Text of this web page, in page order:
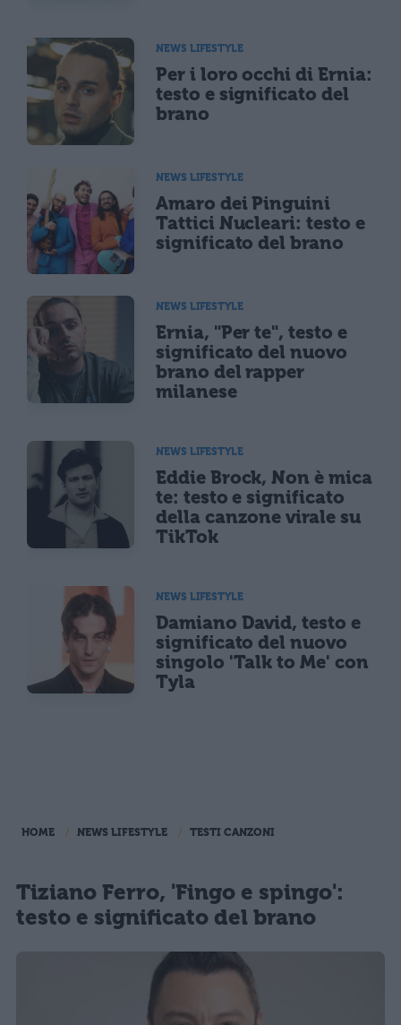
NEWS LIFESTYLE
Per i loro occhi di Ernia:
testo e significato del
brano
NEWS LIFESTYLE
Amaro dei Pinguini
Tattici Nucleari: testo e
significato del brano
NEWS LIFESTYLE
Ernia, "Per te", testo e
significato del nuovo
brano del rapper
milanese
NEWS LIFESTYLE
Eddie Brock, Non è mica
te: testo e significato
della canzone virale su
TikTok
NEWS LIFESTYLE
Damiano David, testo e
significato del nuovo
singolo 'Talk to Me' con
Tyla
HOME NEWS LIFESTYLE TESTI CANZONI
Tiziano Ferro, 'Fingo e spingo':
testo e significato del brano